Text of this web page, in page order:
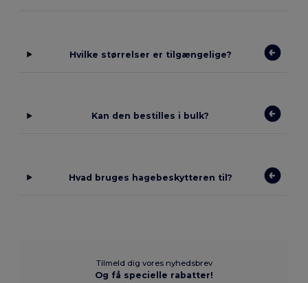
Hvilke størrelser er tilgængelige?
Kan den bestilles i bulk?
Hvad bruges hagebeskytteren til?
Tilmeld dig vores nyhedsbrev
Og få specielle rabatter!